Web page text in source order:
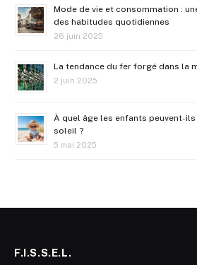
Mode de vie et consommation :
des habitudes quotidiennes
26 juin 2025
La tendance du fer forgé dans la
2 juin 2025
À quel âge les enfants peuvent-
soleil ?
5 mai 2025
F.I.S.S.E.L.